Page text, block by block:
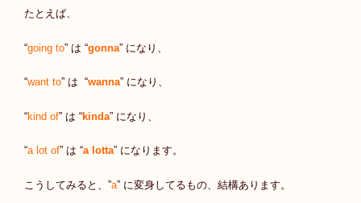
たとえば、
“going to” は “gonna” になり、
“want to” は “wanna” になり、
“kind of” は “kinda” になり、
“a lot of” は “a lotta” になります。
こうしてみると、”a” に変身してるもの、結構あります。